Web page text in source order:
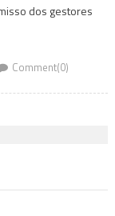
dos gestores
Comment(0)